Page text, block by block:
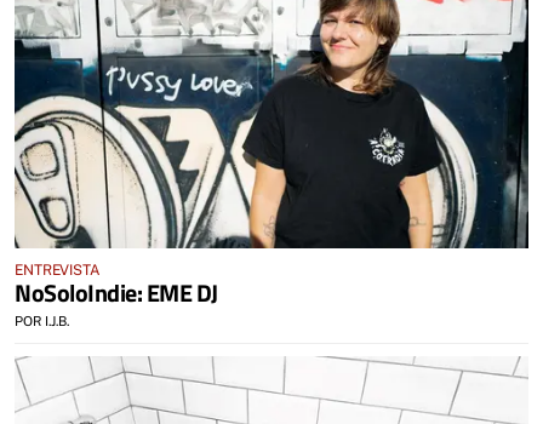
ENTREVISTA
NoSoloIndie: EME DJ
POR I.J.B.